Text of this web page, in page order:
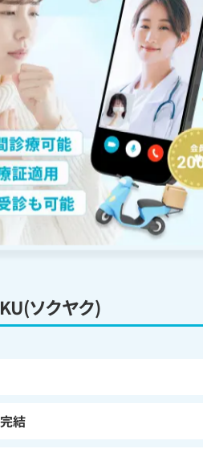
ソクヤク)
結